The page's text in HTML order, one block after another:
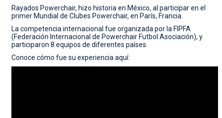
Rayados Powerchair, hizo historia en México, al participar en el
primer Mundial de Clubes Powerchair, en París, Francia.
La competencia internacional fue organizada por la FIPFA
(Federación Internacional de Powerchair Futbol Asociación), y
participaron 8 equipos de diferentes países.
Conoce cómo fue su experiencia aquí: